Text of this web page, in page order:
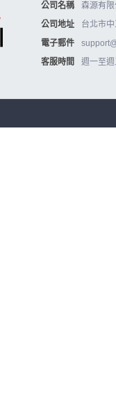
公司名稱
森源有
公司地址
台北市
電子郵件
客服時間
週一至